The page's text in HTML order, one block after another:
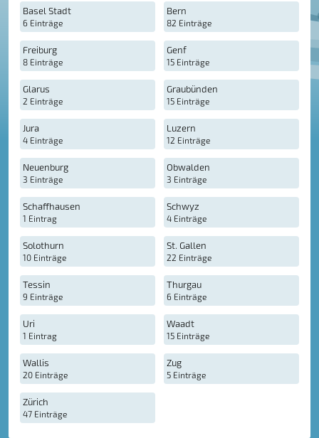
Basel Stadt
6 Einträge
Bern
82 Einträge
Freiburg
8 Einträge
Genf
15 Einträge
Glarus
2 Einträge
Graubünden
15 Einträge
Jura
4 Einträge
Luzern
12 Einträge
Neuenburg
3 Einträge
Obwalden
3 Einträge
Schaffhausen
1 Eintrag
Schwyz
4 Einträge
Solothurn
10 Einträge
St. Gallen
22 Einträge
Tessin
9 Einträge
Thurgau
6 Einträge
Uri
1 Eintrag
Waadt
15 Einträge
Wallis
20 Einträge
Zug
5 Einträge
Zürich
47 Einträge